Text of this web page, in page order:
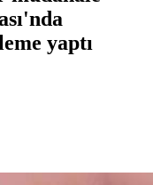
yaptı